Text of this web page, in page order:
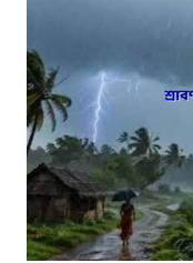
যথা সময়ে তাদেরকে বিদ্যালয়ের
যাতে সুখকর হয় সেটাই প্রতিদিন
মধ্যে সবাইকে উচ্চশিক্ষিত করে